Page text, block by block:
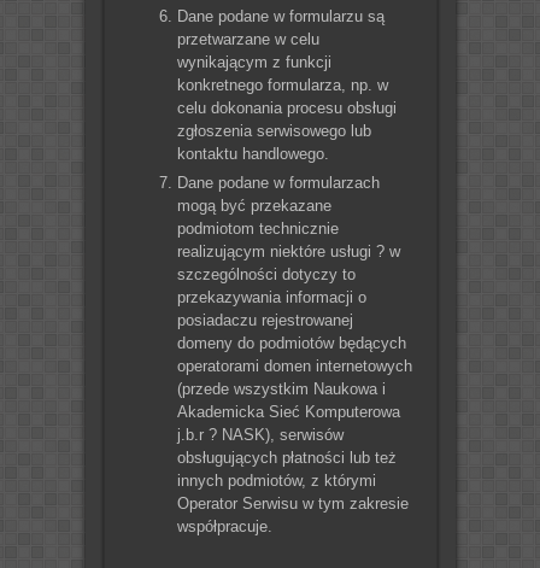
Dane podane w formularzu są
przetwarzane w celu
wynikającym z funkcji
konkretnego formularza, np. w
celu dokonania procesu obsługi
zgłoszenia serwisowego lub
kontaktu handlowego.
Dane podane w formularzach
mogą być przekazane
podmiotom technicznie
realizującym niektóre usługi ? w
szczególności dotyczy to
przekazywania informacji o
posiadaczu rejestrowanej
domeny do podmiotów będących
operatorami domen internetowych
(przede wszystkim Naukowa i
Akademicka Sieć Komputerowa
j.b.r ? NASK), serwisów
obsługujących płatności lub też
innych podmiotów, z którymi
Operator Serwisu w tym zakresie
współpracuje.